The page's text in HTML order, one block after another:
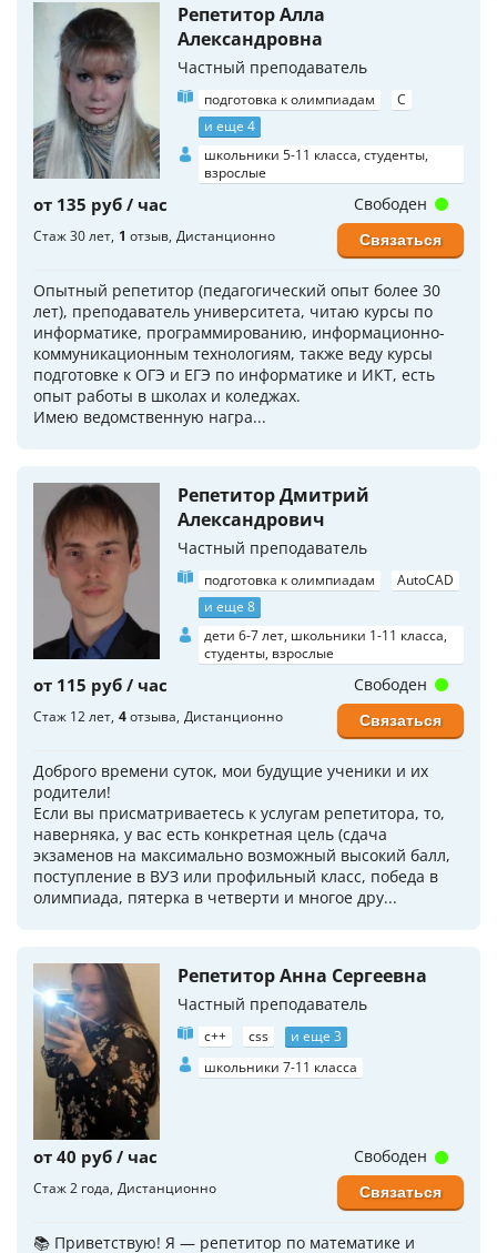
Репетитор Алла
Александровна
Частный преподаватель
подготовка к олимпиадам
C
и еще 4
школьники 5-11 класса, студенты,
взрослые
от 135 руб / час
Стаж 30 лет 1 отзыв Дистанционно
Опытный репетитор (педагогический опыт более 30
лет), преподаватель университета, читаю курсы по
информатике, программированию, информационно-
коммуникационным технологиям, также веду курсы
подготовке к ОГЭ и ЕГЭ по информатике и ИКТ, есть
опыт работы в школах и коледжах.
Имею ведомственную награ...
Свободен
Связаться
Репетитор Дмитрий
Александрович
Частный преподаватель
подготовка к олимпиадам
AutoCAD
и еще 8
дети 6-7 лет, школьники 1-11 класса,
студенты, взрослые
от 115 руб / час
Стаж 12 лет 4отзыва Дистанционно
Доброго времени суток, мои будущие ученики и их
родители!
Если вы присматриваетесь к услугам репетитора, то,
наверняка, у вас есть конкретная цель (сдача
экзаменов на максимально возможный высокий балл,
поступление в ВУЗ или профильный класс, победа в
олимпиада, пятерка в четверти и многое дру...
Свободен
Связаться
Репетитор Анна Сергеевна
Частный преподаватель
c++ css
и еще 3
школьники 7-11 класса
от 40 руб / час
Стаж 2 года Дистанционно
📚 Приветствую! Я — репетитор по математике и
Свободен
Связаться